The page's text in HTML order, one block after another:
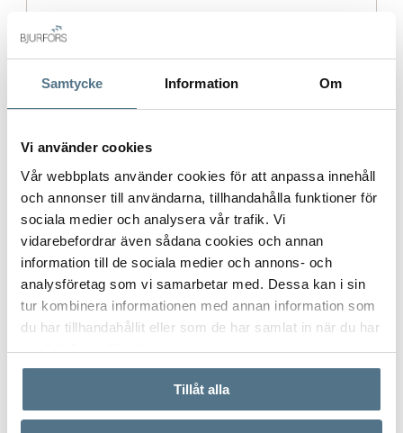
Samtycke Information Om
Vi använder cookies
Vår webbplats använder cookies för att anpassa innehåll
och annonser till användarna, tillhandahålla funktioner för
sociala medier och analysera vår trafik. Vi
vidarebefordrar även sådana cookies och annan
information till de sociala medier och annons- och
analysföretag som vi samarbetar med. Dessa kan i sin
tur kombinera informationen med annan information som
du har tillhandahållit eller som de har samlat in när du har
använt deras tjänster.
Tillåt alla
Postnummer*
Ange ditt postnummer (5 siffror utan mellanslag)